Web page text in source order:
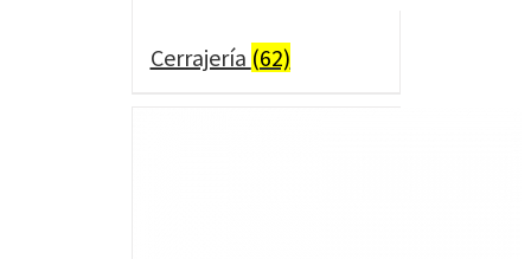
Cerrajería (62)